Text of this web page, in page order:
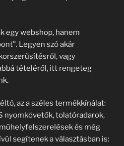
egy webshop, hanem
Legyen szó akár
vagy
tételéről, itt rengeteg
az a széles termékkínálat:
nyomkövetők, tolatóradarok,
és még
segítenek a választásban is: